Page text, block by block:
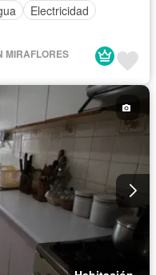
Electricidad
MIRAFLORES